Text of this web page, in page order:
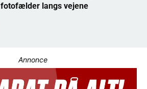
fotofælder langs vejene
Annonce